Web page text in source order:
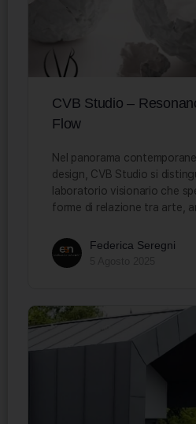
CVB Studio –
Flow
Nel panorama
design, CVB Studio si
laboratorio visionario che
forme di relazione tra arte,
Federica Seregni